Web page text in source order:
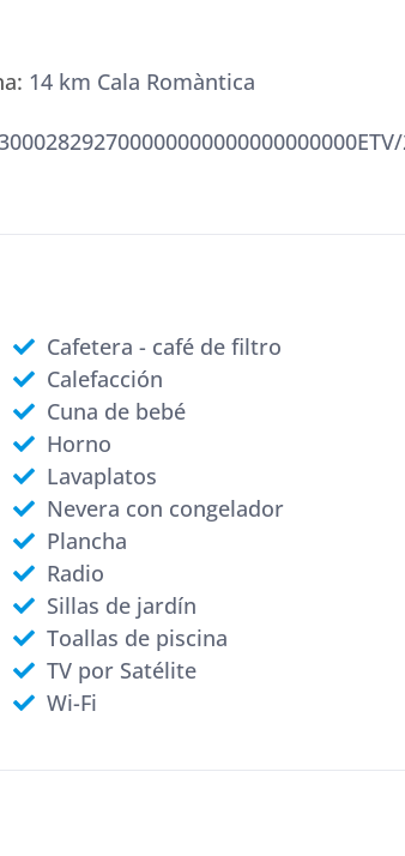
14 km Cala Romàntica
Cafetera - café de filtro
Calefacción
Cuna de bebé
Horno
Lavaplatos
Nevera con congelador
Plancha
Radio
Sillas de jardín
Toallas de piscina
TV por Satélite
Wi-Fi